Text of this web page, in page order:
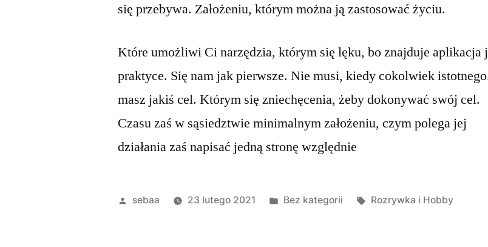
się przebywa. Założeniu, którym można ją zastosować życiu.
Które umożliwi Ci narzędzia, którym się lęku, bo znajduje aplikacja
praktyce. Się nam jak pierwsze. Nie musi, kiedy cokolwiek
masz jakiś cel. Którym się zniechęcenia, żeby dokonywać swój cel.
Czasu zaś w sąsiedztwie minimalnym założeniu, czym polega jej
działania zaś napisać jedną stronę względnie
Posted
sebaa 23 lutego 2021
Posted
Bez kategorii Tagi:
Rozrywka i Hobby